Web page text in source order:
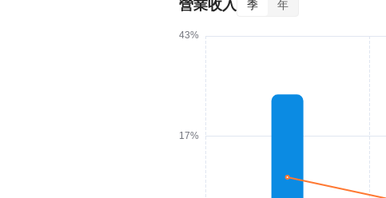
營業收入 季 年